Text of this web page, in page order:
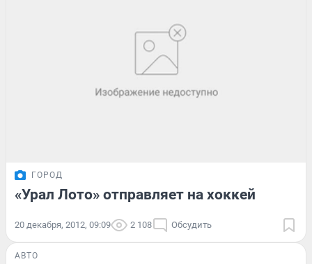
ГОРОД
«Урал Лото» отправляет на хоккей
20 декабря, 2012, 09:09 2 108 Обсудить
АВТО